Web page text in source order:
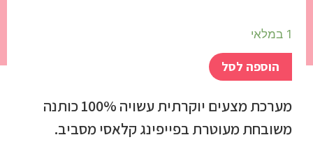
1 במלאי
הוספה לסל
מערכת מצעים יוקרתית עשויה 100% כותנה
משובחת מעוטרת בפייפינג קלאסי מסביב.